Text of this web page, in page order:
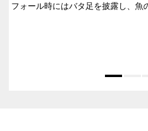
フォール時にはバタ足を披露し、魚